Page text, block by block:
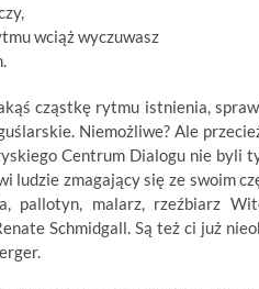
wciąż wyczuwasz
cząstkę rytmu istnienia,
Niemożliwe? Ale
Centrum Dialogu nie byli
ludzie zmagający się ze swoim
pallotyn, malarz, rzeźbiarz
Schmidgall. Są też ci już